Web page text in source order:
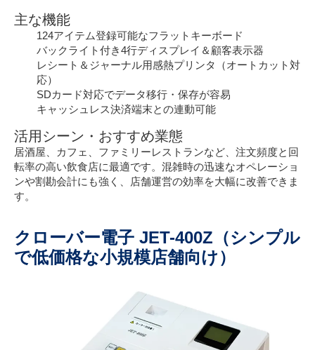
主な機能
124アイテム登録可能なフラットキーボード
バックライト付き4行ディスプレイ＆顧客表示器
レシート＆ジャーナル用感熱プリンタ（オートカット対
応）
SDカード対応でデータ移行・保存が容易
キャッシュレス決済端末との連動可能
活用シーン・おすすめ業態
居酒屋、カフェ、ファミリーレストランなど、注文頻度と回
転率の高い飲食店に最適です。混雑時の迅速なオペレーショ
ンや割勘会計にも強く、店舗運営の効率を大幅に改善できま
す。
クローバー電子 JET-400Z（シンプル
で低価格な小規模店舗向け）